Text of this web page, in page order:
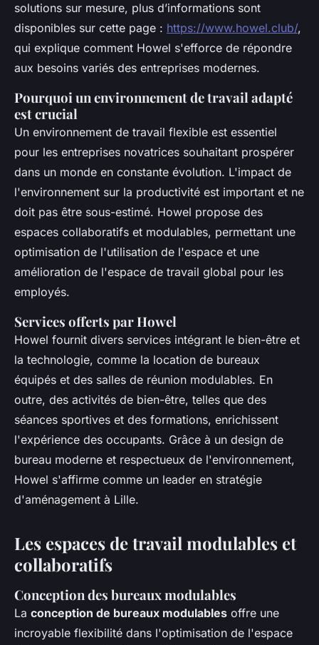
solutions sur mesure, plus d’informations sont
disponibles sur cette page : https://www.howel.club/,
qui explique comment Howel s'efforce de répondre
aux besoins variés des entreprises modernes.
Pourquoi un environnement de travail adapté
est crucial
Un environnement de travail flexible est essentiel
pour les entreprises novatrices souhaitant prospérer
dans un monde en constante évolution. L'impact de
l'environnement sur la productivité est important et ne
doit pas être sous-estimé. Howel propose des
espaces collaboratifs et modulables, permettant une
optimisation de l'utilisation de l'espace et une
amélioration de l'espace de travail global pour les
employés.
Services offerts par Howel
Howel fournit divers services intégrant le bien-être et
la technologie, comme la location de bureaux
équipés et des salles de réunion modulables. En
outre, des activités de bien-être, telles que des
séances sportives et des formations, enrichissent
l'expérience des occupants. Grâce à un design de
bureau moderne et respectueux de l'environnement,
Howel s'affirme comme un leader en stratégie
d'aménagement à Lille.
Les espaces de travail modulables et
collaboratifs
Conception des bureaux modulables
La conception de bureaux modulables offre une
incroyable flexibilité dans l'optimisation de l'espace